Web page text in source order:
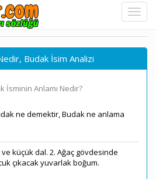
Budak İsim Analizi
İsminin Anlamı Nedir?
ne demektir, Budak ne anlama
ve küçük dal. 2. Ağaç gövdesinde
çıkacak yuvarlak boğum.